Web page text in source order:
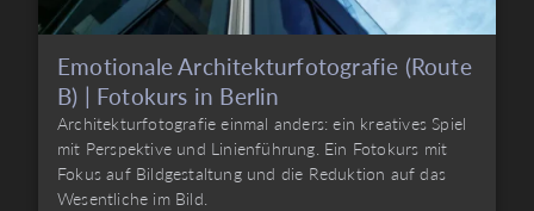
Emotionale Architekturfotografie (Route
B) | Fotokurs in Berlin
Architekturfotografie einmal anders: ein kreatives Spiel
mit Perspektive und Linienführung. Ein Fotokurs mit
Fokus auf Bildgestaltung und die Reduktion auf das
Wesentliche im Bild.